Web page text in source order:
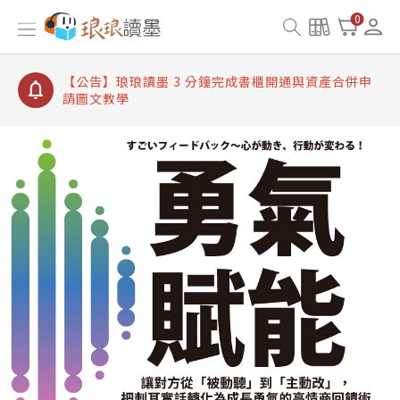
0
【公告】琅琅讀墨書櫃開通常見問題
【公告】琅琅讀墨 3 分鐘完成書櫃開通與資產合併申
【公告】琅琅書店服務升級重要說明及資產合併結果
查詢